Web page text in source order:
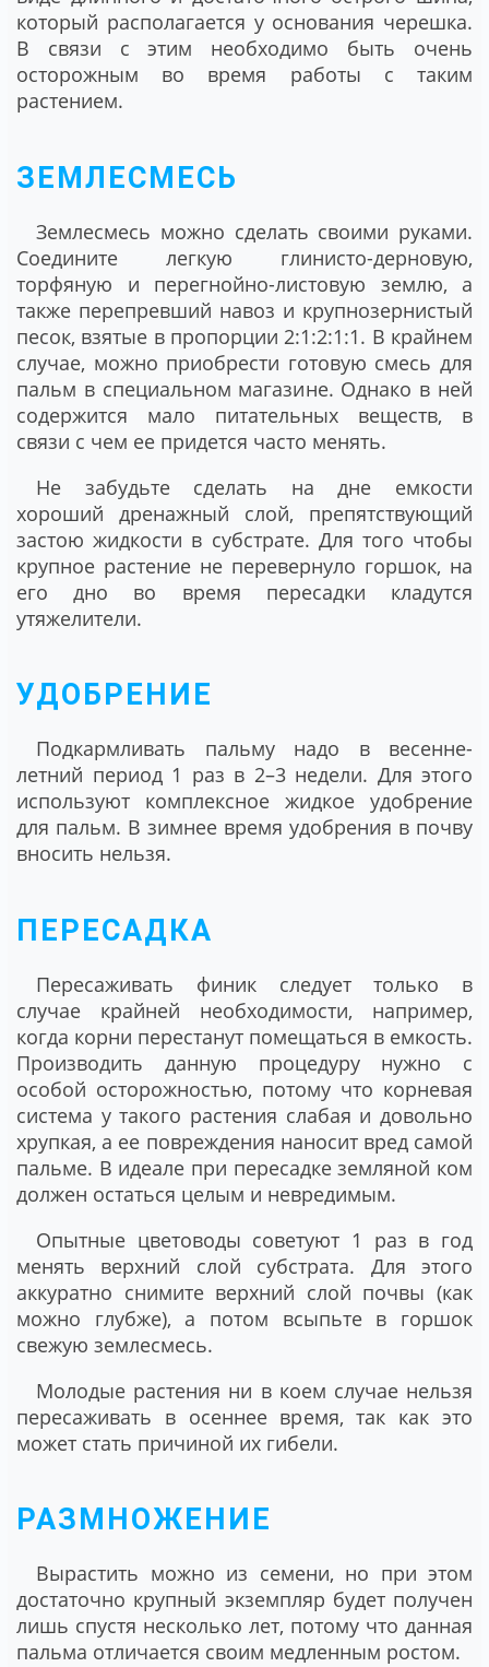
который располагается у основания черешка.
В связи с этим необходимо быть очень
осторожным во время работы с таким
растением.
ЗЕМЛЕСМЕСЬ
Землесмесь можно сделать своими руками.
Соедините легкую глинисто-дерновую,
торфяную и перегнойно-листовую землю, а
также перепревший навоз и крупнозернистый
песок, взятые в пропорции 2:1:2:1:1. В крайнем
случае, можно приобрести готовую смесь для
пальм в специальном магазине. Однако в ней
содержится мало питательных веществ, в
связи с чем ее придется часто менять.
Не забудьте сделать на дне емкости
хороший дренажный слой, препятствующий
застою жидкости в субстрате. Для того чтобы
крупное растение не перевернуло горшок, на
его дно во время пересадки кладутся
утяжелители.
УДОБРЕНИЕ
Подкармливать пальму надо в весенне-
летний период 1 раз в 2–3 недели. Для этого
используют комплексное жидкое удобрение
для пальм. В зимнее время удобрения в почву
вносить нельзя.
ПЕРЕСАДКА
Пересаживать финик следует только в
случае крайней необходимости, например,
когда корни перестанут помещаться в емкость.
Производить данную процедуру нужно с
особой осторожностью, потому что корневая
система у такого растения слабая и довольно
хрупкая, а ее повреждения наносит вред самой
пальме. В идеале при пересадке земляной ком
должен остаться целым и невредимым.
Опытные цветоводы советуют 1 раз в год
менять верхний слой субстрата. Для этого
аккуратно снимите верхний слой почвы (как
можно глубже), а потом всыпьте в горшок
свежую землесмесь.
Молодые растения ни в коем случае нельзя
пересаживать в осеннее время, так как это
может стать причиной их гибели.
РАЗМНОЖЕНИЕ
Вырастить можно из семени, но при этом
достаточно крупный экземпляр будет получен
лишь спустя несколько лет, потому что данная
пальма отличается своим медленным ростом.